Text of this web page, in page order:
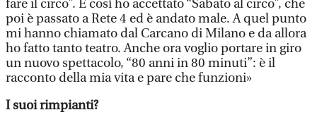
fare il circo”. E così ho accettato “Sabato al circo”, che
poi è passato a Rete 4 ed è andato male. A quel punto
mi hanno chiamato dal Carcano di Milano e da allora
ho fatto tanto teatro. Anche ora voglio portare in giro
un nuovo spettacolo, “80 anni in 80 minuti”: è il
racconto della mia vita e pare che funzioni»
I suoi rimpianti?